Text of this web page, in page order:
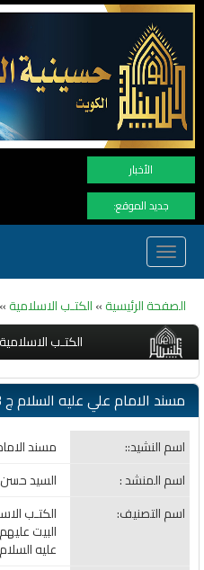
الأخبار
جديد الموقع:
Toggle
navigation
الصفحة الرئيسية»الكتـب الاسلامية»
الكتـب
مسند الامام علي عليه السلام ج 3
اسم النشيد::
مسند
اسم المنشد :
السيد حسن
اسم التصنيف:
الكتـب
البيت
عليه السلام